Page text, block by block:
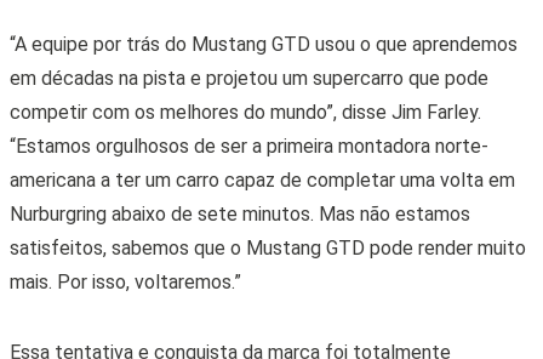
“A equipe por trás do Mustang GTD usou o que aprendemos
em décadas na pista e projetou um supercarro que pode
competir com os melhores do mundo”, disse Jim Farley.
“Estamos orgulhosos de ser a primeira montadora norte-
americana a ter um carro capaz de completar uma volta em
Nurburgring abaixo de sete minutos. Mas não estamos
satisfeitos, sabemos que o Mustang GTD pode render muito
mais. Por isso, voltaremos.”
Essa tentativa e conquista da marca foi totalmente